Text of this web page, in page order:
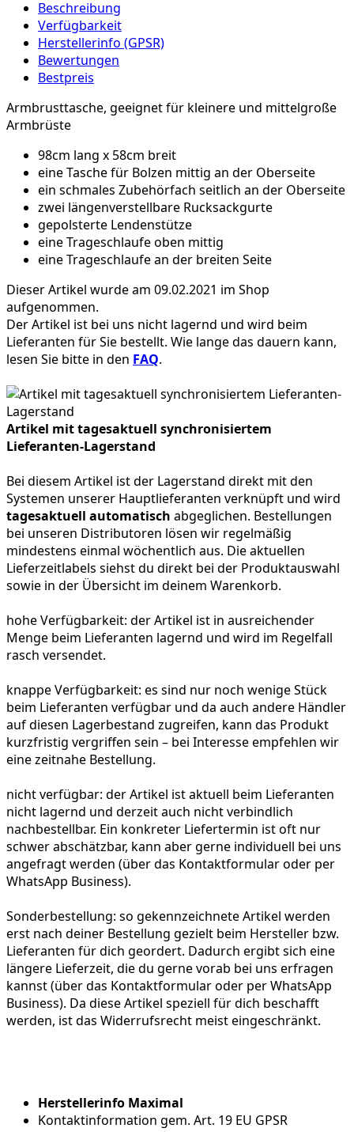
Beschreibung
Verfügbarkeit
Herstellerinfo (GPSR)
Bewertungen
Bestpreis
Armbrusttasche, geeignet für kleinere und mittelgroße
Armbrüste
98cm lang x 58cm breit
eine Tasche für Bolzen mittig an der Oberseite
ein schmales Zubehörfach seitlich an der Oberseite
zwei längenverstellbare Rucksackgurte
gepolsterte Lendenstütze
eine Trageschlaufe oben mittig
eine Trageschlaufe an der breiten Seite
Dieser Artikel wurde am 09.02.2021 im Shop
aufgenommen.
Der Artikel ist bei uns nicht lagernd und wird beim
Lieferanten für Sie bestellt. Wie lange das dauern kann,
lesen Sie bitte in den FAQ.
Artikel mit tagesaktuell synchronisiertem
Lieferanten-Lagerstand
Bei diesem Artikel ist der Lagerstand direkt mit den
Systemen unserer Hauptlieferanten verknüpft und wird
tagesaktuell automatisch abgeglichen. Bestellungen
bei unseren Distributoren lösen wir regelmäßig
mindestens einmal wöchentlich aus. Die aktuellen
Lieferzeitlabels siehst du direkt bei der Produktauswahl
sowie in der Übersicht im deinem Warenkorb.
hohe Verfügbarkeit: der Artikel ist in ausreichender
Menge beim Lieferanten lagernd und wird im Regelfall
rasch versendet.
knappe Verfügbarkeit: es sind nur noch wenige Stück
beim Lieferanten verfügbar und da auch andere Händler
auf diesen Lagerbestand zugreifen, kann das Produkt
kurzfristig vergriffen sein – bei Interesse empfehlen wir
eine zeitnahe Bestellung.
nicht verfügbar: der Artikel ist aktuell beim Lieferanten
nicht lagernd und derzeit auch nicht verbindlich
nachbestellbar. Ein konkreter Liefertermin ist oft nur
schwer abschätzbar, kann aber gerne individuell bei uns
angefragt werden (über das Kontaktformular oder per
WhatsApp Business).
Sonderbestellung: so gekennzeichnete Artikel werden
erst nach deiner Bestellung gezielt beim Hersteller bzw.
Lieferanten für dich geordert. Dadurch ergibt sich eine
längere Lieferzeit, die du gerne vorab bei uns erfragen
kannst (über das Kontaktformular oder per WhatsApp
Business). Da diese Artikel speziell für dich beschafft
werden, ist das Widerrufsrecht meist eingeschränkt.
Herstellerinfo Maximal
Kontaktinformation gem. Art. 19 EU GPSR